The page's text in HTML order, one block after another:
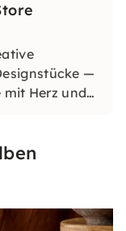
—
mit Herz und